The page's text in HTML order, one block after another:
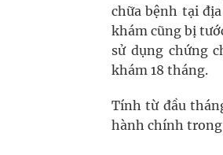
chữa bệnh tại
khám cũng bị
sử dụng chứng
khám 18 tháng.
Tính từ đầu
hành chính trong